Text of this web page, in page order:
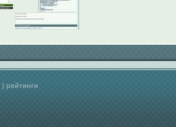
| рейтинги